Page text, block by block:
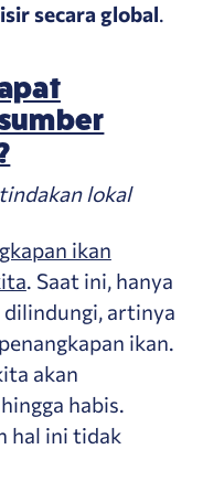
secara global.
lokal
ikan
. Saat ini, hanya
dilindungi, artinya
ikan.
akan
habis.
hal ini tidak